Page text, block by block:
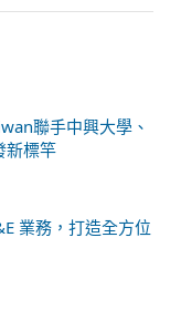
聯手中興大學、
新標竿
業務，打造全方位